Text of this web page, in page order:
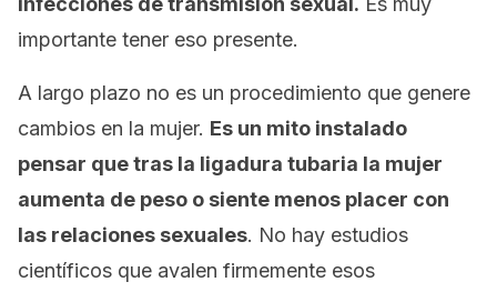
importante tener eso presente.
A largo plazo no es un procedimiento que genere
cambios en la mujer. Es un mito instalado
pensar que tras la ligadura tubaria la mujer
aumenta de peso o siente menos placer con
las relaciones sexuales. No hay estudios
científicos que avalen firmemente esos